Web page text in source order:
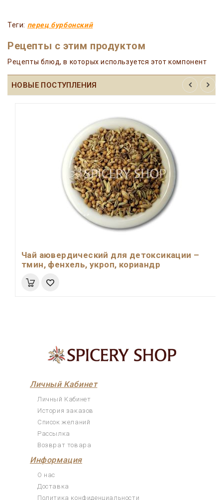
Теги: перец бурбонский
Рецепты с этим продуктом
Рецепты блюд, в которых используется этот компонент
НОВЫЕ ПОСТУПЛЕНИЯ
Чай аювердический для детоксикации –
тмин, фенхель, укроп, кориандр
Личный Кабинет
Личный Кабинет
История заказов
Список желаний
Рассылка
Возврат товара
Информация
О нас
Доставка
Политика конфиденциальности